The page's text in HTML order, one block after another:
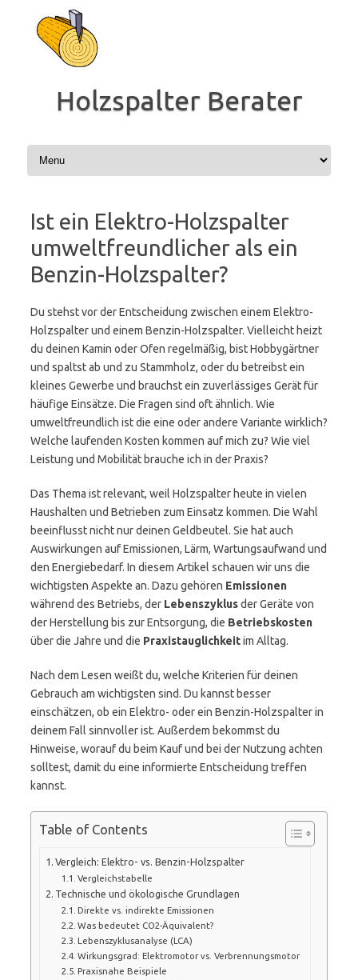
Inhalt
springen
Holzspalter Berater
Ist ein Elektro-Holzspalter
umweltfreundlicher als ein
Benzin-Holzspalter?
Du stehst vor der Entscheidung zwischen einem Elektro-
Holzspalter und einem Benzin-Holzspalter. Vielleicht heizt
du deinen Kamin oder Ofen regelmäßig, bist Hobbygärtner
und spaltst ab und zu Stammholz, oder du betreibst ein
kleines Gewerbe und brauchst ein zuverlässiges Gerät für
häufige Einsätze. Die Fragen sind oft ähnlich. Wie
umweltfreundlich ist die eine oder andere Variante wirklich?
Welche laufenden Kosten kommen auf mich zu? Wie viel
Leistung und Mobilität brauche ich in der Praxis?
Das Thema ist relevant, weil Holzspalter heute in vielen
Haushalten und Betrieben zum Einsatz kommen. Die Wahl
beeinflusst nicht nur deinen Geldbeutel. Sie hat auch
Auswirkungen auf Emissionen, Lärm, Wartungsaufwand und
den Energiebedarf. In diesem Artikel schauen wir uns die
wichtigsten Aspekte an. Dazu gehören Emissionen
während des Betriebs, der Lebenszyklusder Geräte von
der Herstellung bis zur Entsorgung, die Betriebskosten
über die Jahre und die Praxistauglichkeitim Alltag.
Nach dem Lesen weißt du, welche Kriterien für deinen
Gebrauch am wichtigsten sind. Du kannst besser
einschätzen, ob ein Elektro- oder ein Benzin-Holzspalter in
deinem Fall sinnvoller ist. Außerdem bekommst du
Hinweise, worauf du beim Kauf und bei der Nutzung achten
solltest, damit du eine informierte Entscheidung treffen
kannst.
Table of Contents
Vergleich: Elektro- vs. Benzin-Holzspalter
Vergleichstabelle
Technische und ökologische Grundlagen
Direkte vs. indirekte Emissionen
Was bedeutet CO2-Äquivalent?
Lebenszyklusanalyse (LCA)
Wirkungsgrad: Elektromotor vs. Verbrennungsmotor
Praxisnahe Beispiele